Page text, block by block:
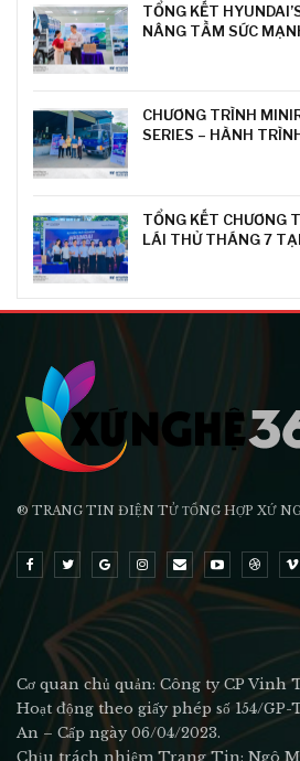
TỔNG KẾT
NÂNG TẦM SỨC
CHƯƠNG TRÌNH
SERIES – HÀNH
TỔNG KẾT CHƯƠNG
LÁI THỬ THÁNG 7
® TRANG TIN ĐIỆN TỬ ТỔNG HỢP XỨ
Cơ quan chủ quản: Công ty CP Vinh
Hoạt động theo giấy phép số 154/
An – Cấp ngày 06/04/2023.